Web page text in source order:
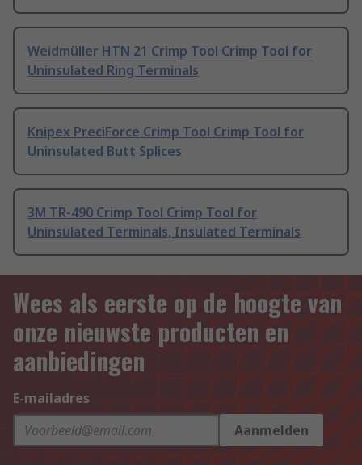
Weidmüller HTN 21 Crimp Tool Crimp Tool for
Uninsulated Ring Terminals
Knipex PreciForce Crimp Tool Crimp Tool for
Uninsulated Butt Splices
3M TR-490 Crimp Tool Crimp Tool for
Uninsulated Terminals, Insulated Terminals
Wees als eerste op de hoogte van
onze nieuwste producten en
aanbiedingen
E-mailadres
Aanmelden